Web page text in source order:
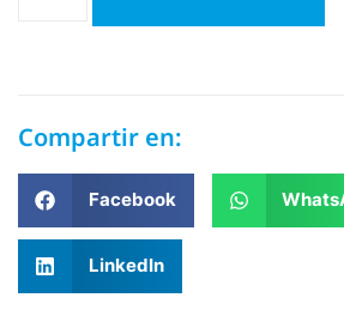
Compartir en:
Facebook
LinkedIn